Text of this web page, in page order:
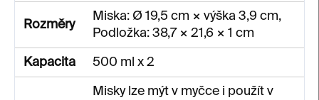
Rozměry
Miska: Ø 19,5 cm × výška 3,9 cm,
Podložka: 38,7 × 21,6 × 1 cm
Kapacita 500 ml x 2
Misky lze mýt v myčce i použít v